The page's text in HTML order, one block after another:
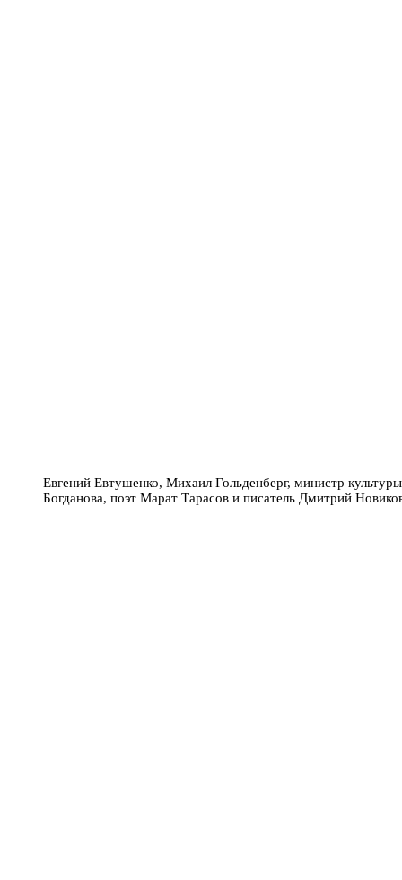
Евгений Евтушенко, Михаил Гольденберг, министр
Богданова, поэт Марат Тарасов и писатель Дмитрий